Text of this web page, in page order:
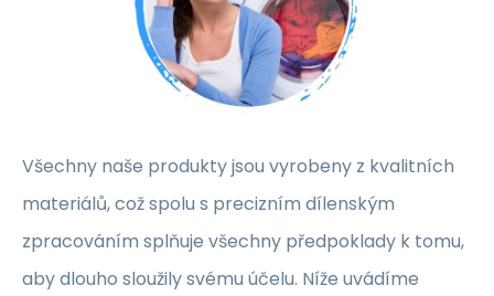
Všechny naše produkty jsou vyrobeny z kvalitních
materiálů, což spolu s precizním dílenským
zpracováním splňuje všechny předpoklady k tomu,
aby dlouho sloužily svému účelu. Níže uvádíme